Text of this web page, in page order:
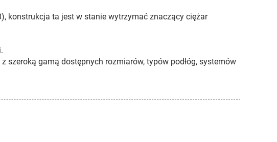
konstrukcja ta jest w stanie wytrzymać znaczący ciężar
szeroką gamą dostępnych rozmiarów, typów podłóg, systemów